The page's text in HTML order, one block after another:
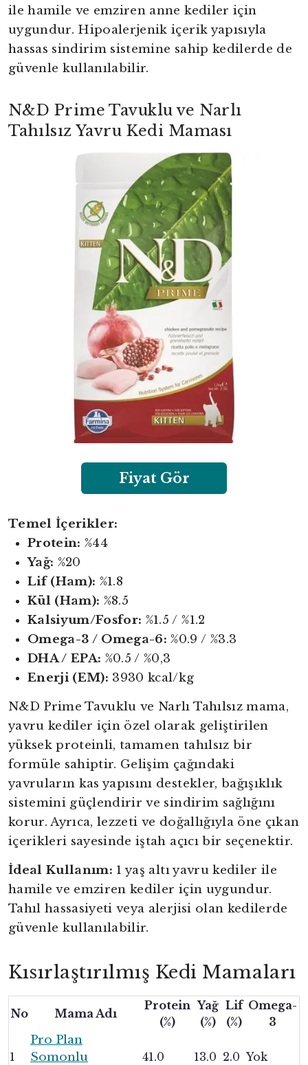
ile hamile ve emziren anne kediler için
uygundur. Hipoalerjenik içerik yapısıyla
hassas sindirim sistemine sahip kedilerde de
güvenle kullanılabilir.
N&D Prime Tavuklu ve Narlı
Tahılsız Yavru Kedi Maması
Fiyat Gör
Temel İçerikler:
Protein: %44
Yağ: %20
Lif (Ham): %1.8
Kül (Ham): %8.5
Kalsiyum/Fosfor: %1.5 / %1.2
Omega-3 / Omega-6: %0.9 / %3.3
DHA / EPA: %0.5 / %0,3
Enerji (EM): 3930 kcal/kg
N&D Prime Tavuklu ve Narlı Tahılsız mama,
yavru kediler için özel olarak geliştirilen
yüksek proteinli, tamamen tahılsız bir
formüle sahiptir. Gelişim çağındaki
yavruların kas yapısını destekler, bağışıklık
sistemini güçlendirir ve sindirim sağlığını
korur. Ayrıca, lezzeti ve doğallığıyla öne çıkan
içerikleri sayesinde iştah açıcı bir seçenektir.
İdeal Kullanım: 1 yaş altı yavru kediler ile
hamile ve emziren kediler için uygundur.
Tahıl hassasiyeti veya alerjisi olan kedilerde
güvenle kullanılabilir.
Kısırlaştırılmış Kedi Mamaları
No Mama Adı
Protein
(%)
Yağ
(%)
Lif
(%)
Omega-
3
1
Pro Plan
Somonlu
41.0 13.0 2.0 Yok